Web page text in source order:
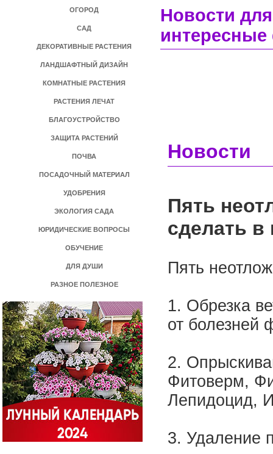
ОГОРОД
САД
ДЕКОРАТИВНЫЕ РАСТЕНИЯ
ЛАНДШАФТНЫЙ ДИЗАЙН
КОМНАТНЫЕ РАСТЕНИЯ
РАСТЕНИЯ ЛЕЧАТ
БЛАГОУСТРОЙСТВО
ЗАЩИТА РАСТЕНИЙ
ПОЧВА
ПОСАДОЧНЫЙ МАТЕРИАЛ
УДОБРЕНИЯ
ЭКОЛОГИЯ САДА
ЮРИДИЧЕСКИЕ ВОПРОСЫ
ОБУЧЕНИЕ
ДЛЯ ДУШИ
РАЗНОЕ ПОЛЕЗНОЕ
Новости
Новости
Пять
сделать
Пять
1. Обрезка
от болезней
2.
Фитоверм,
Лепидоцид,
3. Удаление